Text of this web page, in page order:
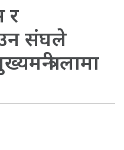
र
संघले
लामा